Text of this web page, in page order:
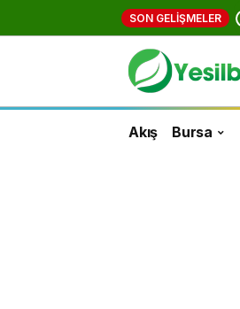
SON GELIŞMELER
Akış Bursa